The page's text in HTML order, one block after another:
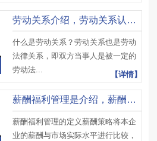
劳动关系介绍，劳动关系认定方法
什么是劳动关系？劳动关系也是劳动
法律关系，即双方当事人是被一定的
劳动法...
【详情】
薪酬福利管理是介绍，薪酬福利管理作用及注意事项
薪酬福利管理的定义薪酬策略将本企
业的薪酬与市场实际水平进行比较，